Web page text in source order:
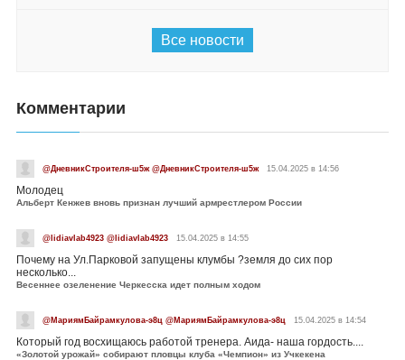
Все новости
Комментарии
@ДневникСтроителя-ш5ж @ДневникСтроителя-ш5ж 15.04.2025 в 14:56
Молодец
Альберт Кенжев вновь признан лучший армрестлером России
@lidiavlab4923 @lidiavlab4923 15.04.2025 в 14:55
Почему на Ул.Парковой запущены клумбы ?земля до сих пор
несколько...
Весеннее озеленение Черкесска идет полным ходом
@МариямБайрамкулова-э8ц @МариямБайрамкулова-э8ц 15.04.2025 в 14:54
Который год восхищаюсь работой тренера. Аида- наша гордость....
«Золотой урожай» собирают пловцы клуба «Чемпион» из Учкекена